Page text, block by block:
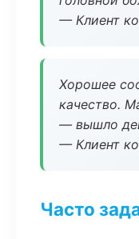
— Клиент
Хорошее
качество.
— вышло
— Клиент
Часто